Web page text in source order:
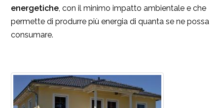
energetiche, con il minimo impatto ambientale e che
permette di produrre più energia di quanta se ne possa
consumare.